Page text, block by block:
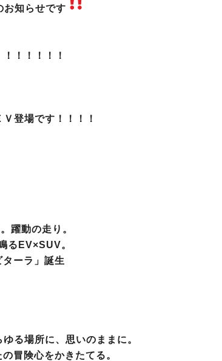
お知らせです
！！！！！
登場です！！！！
躍動の走り。
るEV×SUV。
ーラ」誕生
る場所に、思いのままに。
冒険心をかきたてる。